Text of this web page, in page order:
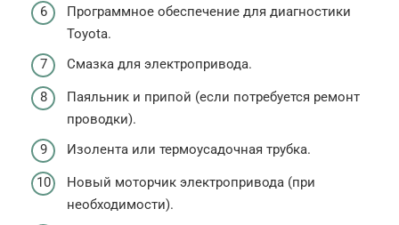
Программное обеспечение для диагностики
Toyota.
Смазка для электропривода.
Паяльник и припой (если потребуется ремонт
проводки).
Изолента или термоусадочная трубка.
Новый моторчик электропривода (при
необходимости).